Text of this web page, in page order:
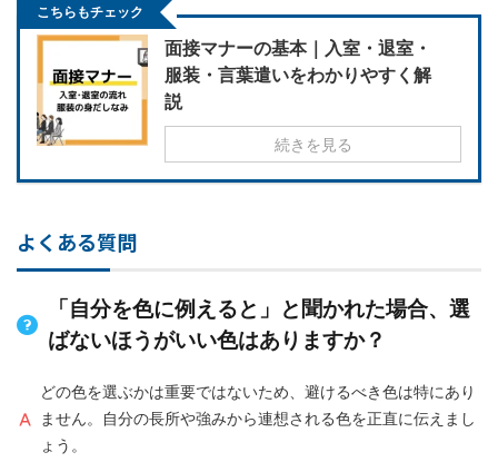
こちらもチェック
面接マナーの基本｜入室・退室・
服装・言葉遣いをわかりやすく解
説
続きを見る
よくある質問
「自分を色に例えると」と聞かれた場合、選
ばないほうがいい色はありますか？
どの色を選ぶかは重要ではないため、避けるべき色は特にあり
ません。自分の長所や強みから連想される色を正直に伝えまし
ょう。